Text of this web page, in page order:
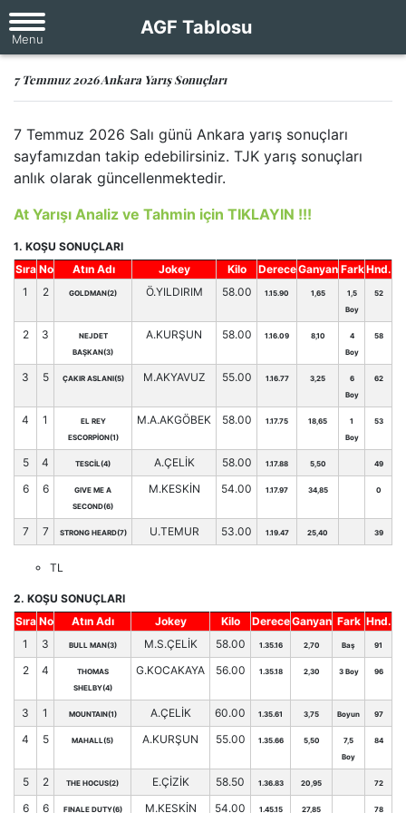
AGF Tablosu
7 Temmuz 2026 Ankara Yarış Sonuçları
7 Temmuz 2026 Salı günü Ankara yarış sonuçları
sayfamızdan takip edebilirsiniz. TJK yarış sonuçları
anlık olarak güncellenmektedir.
At Yarışı Analiz ve Tahmin için TIKLAYIN !!!
1. KOŞU SONUÇLARI
Sıra No Atın Adı Jokey Kilo DereceGanyan FarkHnd.
1
2 GOLDMAN(2) Ö.YILDIRIM 58.00 1.15.90 1,65
1,5
Boy
52
2 3
NEJDET
BAŞKAN(3)
A.KURŞUN 58.00 1.16.09 8,10
4
Boy
58
3 5 ÇAKIR ASLANI(5) M.AKYAVUZ 55.00 1.16.77 3,25
6
Boy
62
4 1
EL REY
ESCORPİON(1)
M.A.AKGÖBEK 58.00 1.17.75 18,65
1
Boy
53
5 4 TESCİL(4) A.ÇELİK 58.00 1.17.88 5,50 49
6 6
GIVE ME A
SECOND(6)
M.KESKİN 54.00 1.17.97 34,85 0
7 7 STRONG HEARD(7) U.TEMUR 53.00 1.19.47 25,40 39
TL
2. KOŞU SONUÇLARI
Sıra No Atın Adı Jokey Kilo DereceGanyan Fark Hnd.
1
3 BULL MAN(3) M.S.ÇELİK 58.00 1.35.16 2,70 Baş 91
2 4
THOMAS
SHELBY(4)
G.KOCAKAYA 56.00 1.35.18 2,30 3 Boy 96
3 1 MOUNTAIN(1) A.ÇELİK 60.00 1.35.61 3,75 Boyun 97
4 5 MAHALL(5) A.KURŞUN 55.00 1.35.66 5,50
7,5
Boy
84
5 2 THE HOCUS(2) E.ÇİZİK 58.50 1.36.83 20,95 72
6 6 FINALE DUTY(6) M.KESKİN 54.00 1.45.15 27,85 78